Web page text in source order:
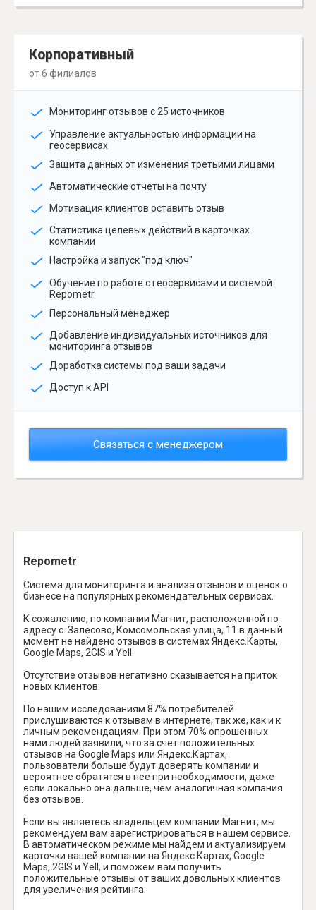
Корпоративный
от 6 филиалов
Мониторинг отзывов с 25 источников
Управление актуальностью информации на
геосервисах
Защита данных от изменения третьими лицами
Автоматические отчеты на почту
Мотивация клиентов оставить отзыв
Статистика целевых действий в карточках
компании
Настройка и запуск "под ключ"
Обучение по работе с геосервисами и системой
Repometr
Персональный менеджер
Добавление индивидуальных источников для
мониторинга отзывов
Доработка системы под ваши задачи
Доступ к API
Связаться с менеджером
Repometr
Система для мониторинга и анализа отзывов и оценок о
бизнесе на популярных рекомендательных сервисах.
К сожалению, по компании Магнит, расположенной по
адресу с. Залесово, Комсомольская улица, 11 в данный
момент не найдено отзывов в системах Яндекс.Карты,
Google Maps, 2GIS и Yell.
Отсутствие отзывов негативно сказывается на приток
новых клиентов.
По нашим исследованиям 87% потребителей
прислушиваются к отзывам в интернете, так же, как и к
личным рекомендациям. При этом 70% опрошенных
нами людей заявили, что за счет положительных
отзывов на Google Maps или Яндекс.Картах,
пользователи больше будут доверять компании и
вероятнее обратятся в нее при необходимости, даже
если локально она дальше, чем аналогичная компания
без отзывов.
Если вы являетесь владельцем компании Магнит, мы
рекомендуем вам зарегистрироваться в нашем сервисе.
В автоматическом режиме мы найдем и актуализируем
карточки вашей компании на Яндекс Картах, Google
Maps, 2GIS и Yell, и поможем вам получить
положительные отзывы от ваших довольных клиентов
для увеличения рейтинга.